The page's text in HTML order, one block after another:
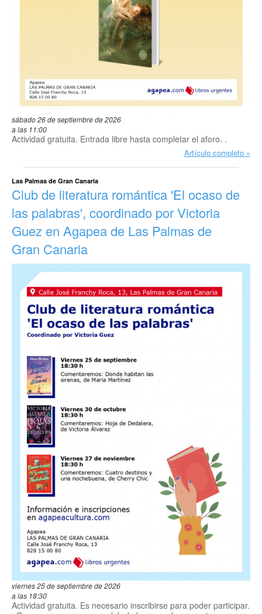
sábado 26 de septiembre de 2026
a las 11:00
Actividad gratuita. Entrada libre hasta completar el aforo. .
Artículo completo
Las Palmas de Gran Canaria
Club de literatura romántica 'El ocaso de
las palabras', coordinado por Victoria
Guez en Agapea de Las Palmas de
Gran Canaria
viernes 25 de septiembre de 2026
a las 18:30
Actividad gratuita. Es necesario inscribirse para poder participar.